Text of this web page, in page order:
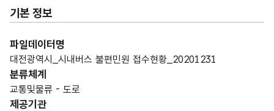
기본 정보
파일데이터명
대전광역시_시내버스 불편민원 접수현황_20201231
분류체계
교통및물류 - 도로
제공기관